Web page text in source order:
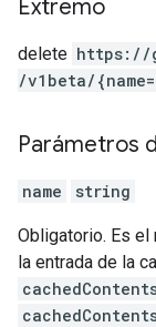
Extremo
delete https: / /
/v1beta/
Parámetros
name string
Obligatorio. Es el
la entrada de la